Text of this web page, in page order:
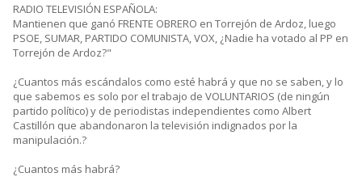
RADIO TELEVISIÓN ESPAÑOLA:
Mantienen que ganó FRENTE OBRERO en Torrejón de Ardoz, luego
PSOE, SUMAR, PARTIDO COMUNISTA, VOX, ¿Nadie ha votado al PP en
Torrejón de Ardoz?"
¿Cuantos más escándalos como esté habrá y que no se saben, y lo
que sabemos es solo por el trabajo de VOLUNTARIOS (de ningún
partido político) y de periodistas independientes como Albert
Castillón que abandonaron la televisión indignados por la
manipulación.?
¿Cuantos más habrá?